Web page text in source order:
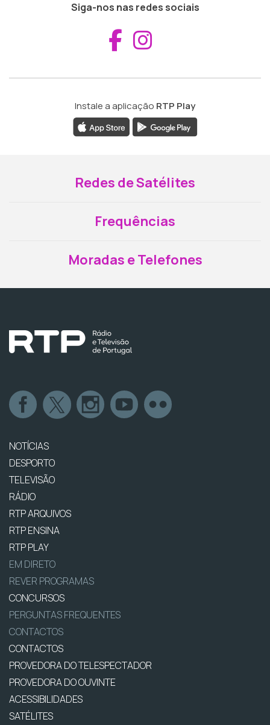
Siga-nos nas redes sociais
Aceder ao
Instale a aplicação RTP Play
Redes de Satélites
Frequências
Moradas e Telefones
NOTÍCIAS
DESPORTO
TELEVISÃO
RÁDIO
RTP ARQUIVOS
RTP ENSINA
RTP PLAY
EM DIRETO
REVER PROGRAMAS
CONCURSOS
PERGUNTAS FREQUENTES
CONTACTOS
CONTACTOS
PROVEDORA DO TELESPECTADOR
PROVEDORA DO OUVINTE
ACESSIBILIDADES
SATÉLITES